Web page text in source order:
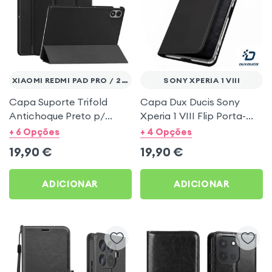
XIAOMI REDMI PAD PRO / 2 PRO
Capa Suporte Trifold
Antichoque Preto p/
Xiaomi Redmi Pad e Pad 2
+ 6 Opções
19,90 €
ADICIONAR
SONY XPERIA 1 VIII
Capa Dux Ducis Sony
Xperia 1 VIII Flip Porta-
Cartões Preto
+ 4 Opções
19,90 €
ADICIONAR